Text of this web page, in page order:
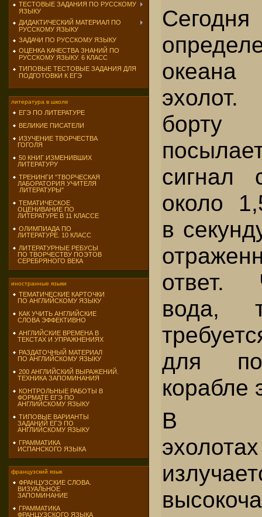
ТЕСТОВЫЕ ЗАДАНИЯ ПО РУССКОМУ
ЯЗЫКУ
ДИДАКТИЧЕСКИЙ МАТЕРИАЛ ПО
РУССКОМУ ЯЗЫКУ
ЗАДАЧИ ПО РУССКОМУ ЯЗЫКУ
ОЦЕНКА КАЧЕСТВА ЗНАНИЙ ПО
РУССКОМУ ЯЗЫКУ. 6 КЛАСС
ТИПОВЫЕ ТЕСТОВЫЕ ЗАДАНИЯ ДЛЯ
ПОДГОТОВКИ К ЕГЭ
литература в школе
ЕГЭ ПО ЛИТЕРАТУРЕ
ВЕЛИКИЕ ПИСАТЕЛИ
ИЗУЧЕНИЕ ТВОРЧЕСТВА
ГОГОЛЯ
50 КНИГ ИЗМЕНИВШИХ
ЛИТЕРАТУРУ
ТРЕНИНГИ "ТВОРЧЕСКАЯ
ЛАБОРАТОРИЯ УЧИТЕЛЯ
ЛИТЕРАТУРЫ"
ТЕМАТИЧЕСКОЕ
ОЦЕНИВАНИЕ ПО
ЛИТЕРАТУРЕ В 11 КЛАССЕ
ОЛИМПИАДА ПО
ЛИТЕРАТУРЕ. 10 КЛАСС
ЛИТЕРАТУРНЫЕ РЕБУСЫ
ПО ТВОРЧЕСТВУ ПОЭТОВ
СЕРЕБРЯНОГО ВЕКА
иностранные языки
ТЕМАТИЧЕСКИЕ КАРТОЧКИ
ПО АНГЛИЙСКОМУ ЯЗЫКУ
КАК УЧИТЬ АНГЛИЙСКИЕ
СЛОВА ЭФФЕКТИВНО
АНГЛИЙСКИЕ ВРЕМЕНА В
ТЕКСТАХ И УПРАЖНЕНИЯХ
РАЗДАТОЧНЫЙ МАТЕРИАЛ
ПО АНГЛИЙСКОМУ ЯЗЫКУ
200 АНГЛИЙСКИЙ ВЫРАЖЕНИЙ.
ТЕХНИКА ЗАПОМИНАНИЯ
КОНТРОЛЬНЫЕ РАБОТЫ В
ФОРМАТЕ ЕГЭ ПО
АНГЛИЙСКОМУ ЯЗЫКУ
ТИПОВЫЕ ВАРИАНТЫ
ЗАДАНИЙ ЕГЭ ПО
АНГЛИЙСКОМУ ЯЗЫКУ
ГРАММАТИКА
ИСПАНСКОГО ЯЗЫКА
французский язык
ФРАНЦУЗСКИЕ СЛОВА.
ВИЗУАЛЬНОЕ
ЗАПОМИНАНИЕ
ГРАММАТИКА
ФРАНЦУЗСКОГО ЯЗЫКА
океана
сигнал
около
в
ответ.
вода,
для
корабле
В